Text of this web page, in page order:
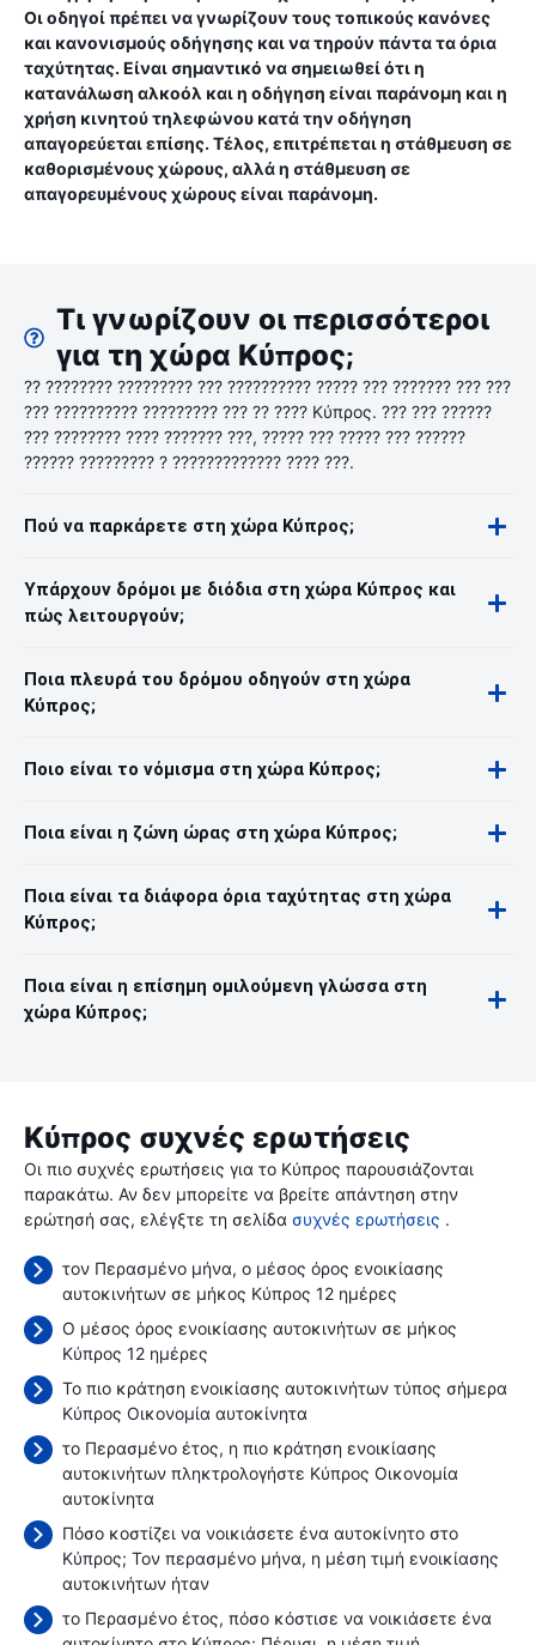
Οι οδηγοί πρέπει να γνωρίζουν τους τοπικούς κανόνες
και κανονισμούς οδήγησης και να τηρούν πάντα τα όρια
ταχύτητας. Είναι σημαντικό να σημειωθεί ότι η
κατανάλωση αλκοόλ και η οδήγηση είναι παράνομη και η
χρήση κινητού τηλεφώνου κατά την οδήγηση
απαγορεύεται επίσης. Τέλος, επιτρέπεται η στάθμευση σε
καθορισμένους χώρους, αλλά η στάθμευση σε
απαγορευμένους χώρους είναι παράνομη.
Τι γνωρίζουν οι περισσότεροι
για τη χώρα Κύπρος;
?? ???????? ????????? ??? ?????????? ????? ??? ??????? ??? ???
??? ?????????? ????????? ??? ?? ???? Κύπρος. ??? ??? ??????
??? ???????? ???? ??????? ???, ????? ??? ????? ??? ??????
?????? ????????? ? ????????????? ???? ???.
Πού να παρκάρετε στη χώρα Κύπρος;
Υπάρχουν δρόμοι με διόδια στη χώρα Κύπρος και
πώς λειτουργούν;
Ποια πλευρά του δρόμου οδηγούν στη χώρα
Κύπρος;
Ποιο είναι το νόμισμα στη χώρα Κύπρος;
Ποια είναι η ζώνη ώρας στη χώρα Κύπρος;
Ποια είναι τα διάφορα όρια ταχύτητας στη χώρα
Κύπρος;
Ποια είναι η επίσημη ομιλούμενη γλώσσα στη
χώρα Κύπρος;
Κύπρος συχνές ερωτήσεις
Οι πιο συχνές ερωτήσεις για το Κύπρος παρουσιάζονται
παρακάτω. Αν δεν μπορείτε να βρείτε απάντηση στην
ερώτησή σας, ελέγξτε τη σελίδα συχνές ερωτήσεις .
τον Περασμένο μήνα, ο μέσος όρος ενοικίασης
αυτοκινήτων σε μήκος Κύπρος 12 ημέρες
Ο μέσος όρος ενοικίασης αυτοκινήτων σε μήκος
Κύπρος 12 ημέρες
Το πιο κράτηση ενοικίασης αυτοκινήτων τύπος σήμερα
Κύπρος Οικονομία αυτοκίνητα
το Περασμένο έτος, η πιο κράτηση ενοικίασης
αυτοκινήτων πληκτρολογήστε Κύπρος Οικονομία
αυτοκίνητα
Πόσο κοστίζει να νοικιάσετε ένα αυτοκίνητο στο
Κύπρος; Τον περασμένο μήνα, η μέση τιμή ενοικίασης
αυτοκινήτων ήταν
το Περασμένο έτος, πόσο κόστισε να νοικιάσετε ένα